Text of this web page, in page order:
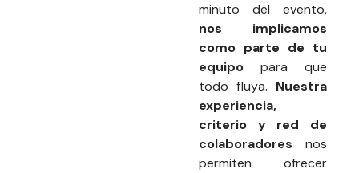
minuto del evento,
nos implicamos
como parte de tu
equipopara que
todo fluya. Nuestra
experiencia,
criterio y red de
colaboradores nos
permiten ofrecer